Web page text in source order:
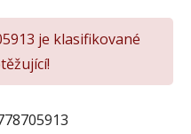
je klasifikované